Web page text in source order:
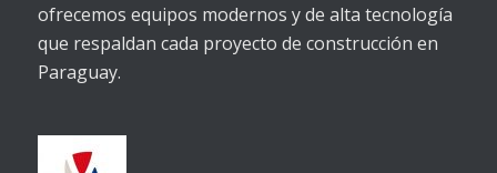
ofrecemos equipos modernos y de alta tecnología
que respaldan cada proyecto de construcción en
Paraguay.